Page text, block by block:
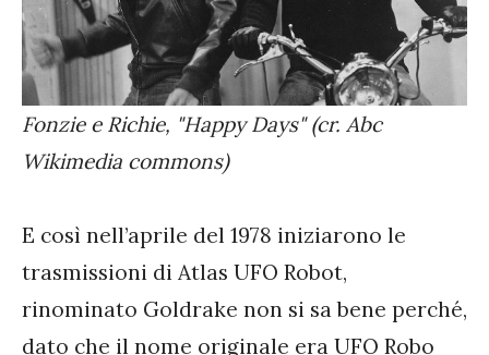
Fonzie e Richie, "Happy Days" (cr. Abc
Wikimedia commons)
E così nell’aprile del 1978 iniziarono le
trasmissioni di Atlas UFO Robot,
rinominato Goldrake non si sa bene perché,
dato che il nome originale era UFO Robo